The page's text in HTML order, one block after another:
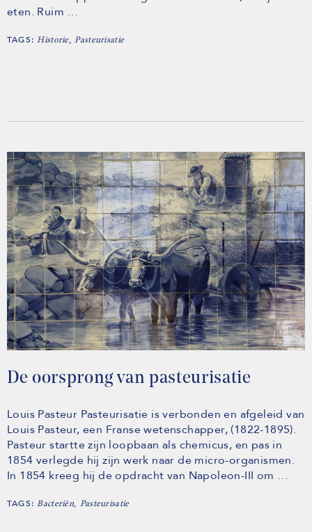
eten. Ruim …
TAGS:Historie,Pasteurisatie
De oorsprong van pasteurisatie
Louis Pasteur Pasteurisatie is verbonden en afgeleid van
Louis Pasteur, een Franse wetenschapper, (1822-1895).
Pasteur startte zijn loopbaan als chemicus, en pas in
1854 verlegde hij zijn werk naar de micro-organismen.
In 1854 kreeg hij de opdracht van Napoleon-III om …
TAGS:Bacteriën, Pasteurisatie